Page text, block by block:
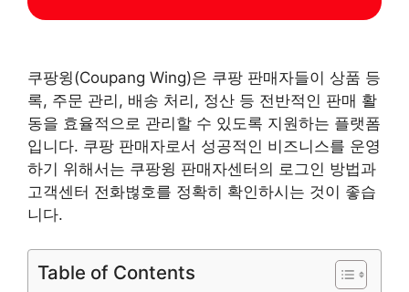
쿠팡윙(Coupang Wing)은 쿠팡 판매자들이 상품 등
록, 주문 관리, 배송 처리, 정산 등 전반적인 판매 활
동을 효율적으로 관리할 수 있도록 지원하는 플랫폼
입니다. 쿠팡 판매자로서 성공적인 비즈니스를 운영
하기 위해서는 쿠팡윙 판매자센터의 로그인 방법과
고객센터 전화벊호를 정확히 확인하시는 것이 좋습
니다.
Table of Contents